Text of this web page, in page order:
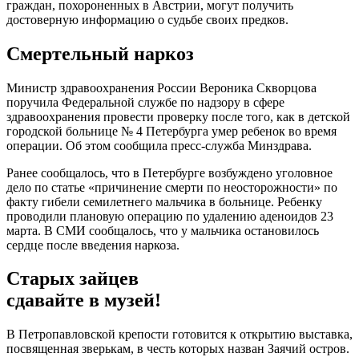
граждан, похороненных в Австрии, могут получить
достоверную информацию о судьбе своих предков.
Смертельный наркоз
Министр здравоохранения России Вероника Скворцова
поручила Федеральной службе по надзору в сфере
здравоохранения провести проверку после того, как в детской
городской больнице № 4 Петербурга умер ребенок во время
операции. Об этом сообщила пресс-служба Минздрава.
Ранее сообщалось, что в Петербурге возбуждено уголовное
дело по статье «причинение смерти по неосторожности» по
факту гибели семилетнего мальчика в больнице. Ребенку
проводили плановую операцию по удалению аденоидов 23
марта. В СМИ сообщалось, что у мальчика остановилось
сердце после введения наркоза.
Старых зайцев
сдавайте в музей!
В Петропавловской крепости готовится к открытию выставка,
посвященная зверькам, в честь которых назван Заячий остров.